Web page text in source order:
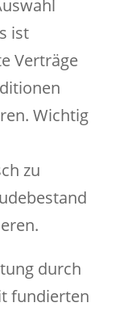
ist
Verträge
Wichtig
zu
durch
fundierten